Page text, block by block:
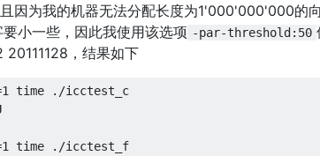
因为我的机器无法分配长度为1'000'000'000的
小一些，因此我使用该选项 -par-threshold:50
，结果如下
1 time ./icctest_c
1 time ./icctest_f